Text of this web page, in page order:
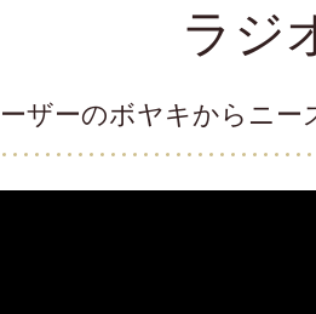
ラジ
ザーのボヤキからニー